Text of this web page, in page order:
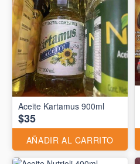
Aceite Kartamus 900ml
$35
AÑADIR AL CARRITO